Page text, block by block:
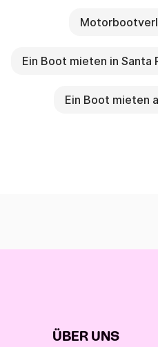
Ein Boot mieten in Santa
Ein Boot mieten
ÜBER UNS